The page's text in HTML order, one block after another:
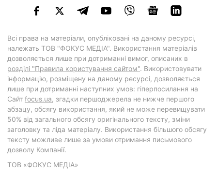
Всі права на матеріали, опубліковані на даному ресурсі,
належать ТОВ "ФОКУС МЕДІА". Використання матеріалів
дозволяється лише при дотриманні вимог, описаних в
розділі "Правила користування сайтом". Використовувати
інформацію, розміщену на даному ресурсі, дозволяється
лише при дотриманні наступних умов: гіперпосилання на
Cайт focus.ua, згадки першоджерела не нижче першого
абзацу, обсягу використання, який не може перевищувати
50% від загального обсягу оригінального тексту, зміни
заголовку та ліда матеріалу. Використання більшого обсягу
тексту можливе лише за умови отримання письмового
дозволу Компанії.
ТОВ «ФОКУС МЕДІА»